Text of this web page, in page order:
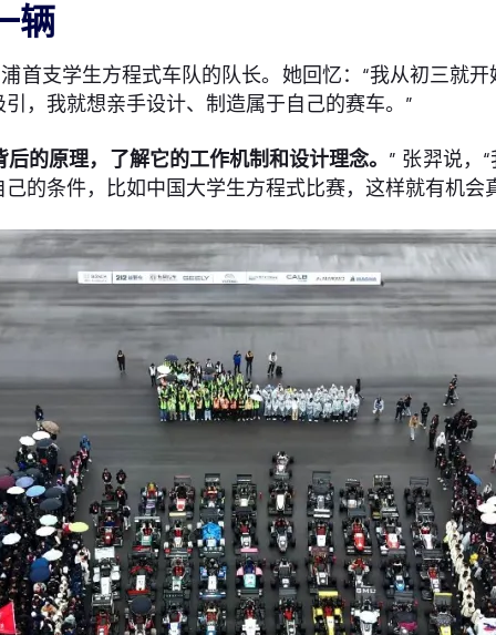
辆
首支学生方程式车队的队长。她回忆：“我从初三就
，我就想亲手设计、制造属于自己的赛车。”
的原理，了解它的工作机制和设计理念。 ” 张羿说，
的条件，比如中国大学生方程式比赛，这样就有机会